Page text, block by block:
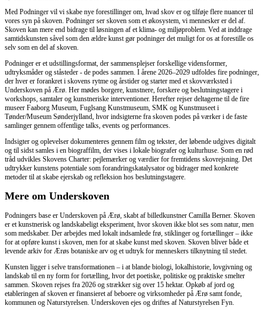
Med Podninger vil vi skabe nye forestillinger om, hvad skov er og tilføje flere nuancer til
vores syn på skoven. Podninger ser skoven som et økosystem, vi mennesker er del af.
Skoven kan mere end bidrage til løsningen af et klima- og miljøproblem. Ved at inddrage
samtidskunsten såvel som den ældre kunst gør podninger det muligt for os at forestille os
selv som en del af skoven.
Podninger er et udstillingsformat, der sammensplejser forskellige vidensformer,
udtryksmåder og ståsteder - de podes sammen. I årene 2026–2029 udfoldes fire podninger,
der hver er forankret i skovens rytme og årstider og starter med et skovværksted i
Underskoven på Ærø. Her mødes borgere, kunstnere, forskere og beslutningstagere i
workshops, samtaler og kunstneriske interventioner. Herefter rejser deltagerne til de fire
museer Faaborg Museum, Fuglsang Kunstmuseum, SMK og Kunstmuseet i
Tønder/Museum Sønderjylland, hvor indsigterne fra skoven podes på værker i de faste
samlinger gennem offentlige talks, events og performances.
Indsigter og oplevelser dokumenteres gennem film og tekster, der løbende udgives digitalt
og til sidst samles i en biograffilm, der vises i lokale biografer og kulturhuse. Som en rød
tråd udvikles Skovens Charter: pejlemærker og værdier for fremtidens skovrejsning. Det
udtrykker kunstens potentiale som forandringskatalysator og bidrager med konkrete
metoder til at skabe ejerskab og refleksion hos beslutningstagere.
Mere om Underskoven
Podningers base er Underskoven på Ærø, skabt af billedkunstner Camilla Berner. Skoven
er et kunstnerisk og landskabeligt eksperiment, hvor skoven ikke blot ses som natur, men
som medskaber. Der arbejdes med lokalt indsamlede frø, stiklinger og fortællinger – ikke
for at opføre kunst i skoven, men for at skabe kunst med skoven. Skoven bliver både et
levende arkiv for Ærøs botaniske arv og et udtryk for menneskers tilknytning til stedet.
Kunsten ligger i selve transformationen – i at blande biologi, lokalhistorie, lovgivning og
landskab til en ny form for fortælling, hvor det poetiske, politiske og praktiske smelter
sammen. Skoven rejses fra 2026 og strækker sig over 15 hektar. Opkøb af jord og
etableringen af skoven er finansieret af beboere og virksomheder på Ærø samt fonde,
kommunen og Naturstyrelsen. Underskoven ejes og driftes af Naturstyrelsen Fyn.